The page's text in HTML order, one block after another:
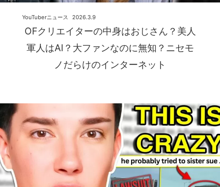
OFクリエイターの中身はおじさん？美人
軍人はAI？大ファンなのに無知？ニセモ
ノだらけのインターネット
2026.3.9
YouTuberニュース